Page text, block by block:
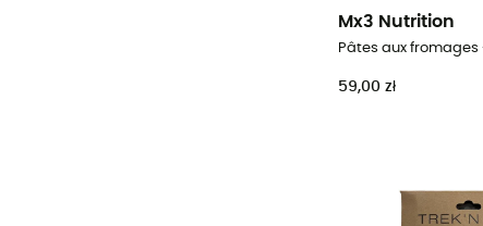
Mx3 Nutrition
59,00 zł